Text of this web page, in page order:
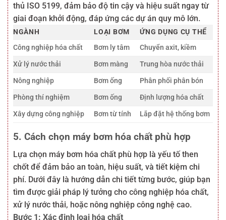
thủ ISO 5199, đảm bảo độ tin cậy và hiệu suất ngay từ
giai đoạn khởi động, đáp ứng các dự án quy mô lớn.
NGÀNH LOẠI BƠM
ỨNG DỤNG CỤ THỂ
Công nghiệp hóa chất
Bơm ly tâm
Chuyển axit, kiềm
Xử lý nước thải
Bơm màng
Trung hòa nước thải
Nông nghiệp
Bơm ống
Phân phối phân bón
Phòng thí nghiệm
Bơm ống
Định lượng hóa chất
Xây dựng công nghiệp
Bơm từ tính Lắp đặt hệ thống bơm
5. Cách chọn máy bơm hóa chất phù hợp
Lựa chọn máy bơm hóa chất phù hợp là yếu tố then
chốt để đảm bảo an toàn, hiệu suất, và tiết kiệm chi
phí. Dưới đây là hướng dẫn chi tiết từng bước, giúp bạn
tìm được giải pháp lý tưởng cho công nghiệp hóa chất,
xử lý nước thải, hoặc nông nghiệp công nghệ cao.
Bước 1: Xác định loại hóa chất